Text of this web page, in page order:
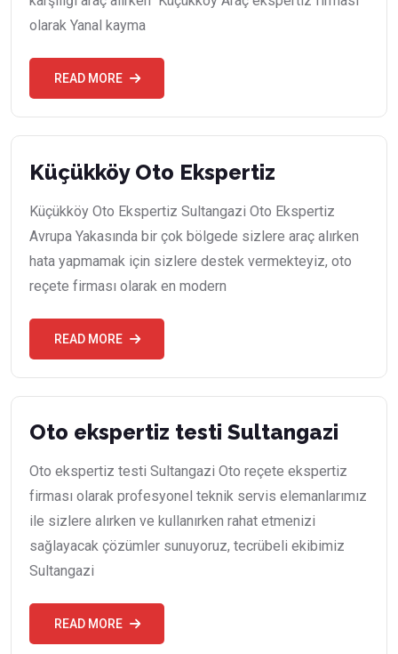
olarak Yanal kayma
READ MORE
Küçükköy Oto Ekspertiz
Küçükköy Oto Ekspertiz Sultangazi Oto Ekspertiz
Avrupa Yakasında bir çok bölgede sizlere araç alırken
hata yapmamak için sizlere destek vermekteyiz, oto
reçete firması olarak en modern
READ MORE
Oto ekspertiz testi Sultangazi
Oto ekspertiz testi Sultangazi Oto reçete ekspertiz
firması olarak profesyonel teknik servis elemanlarımız
ile sizlere alırken ve kullanırken rahat etmenizi
sağlayacak çözümler sunuyoruz, tecrübeli ekibimiz
Sultangazi
READ MORE